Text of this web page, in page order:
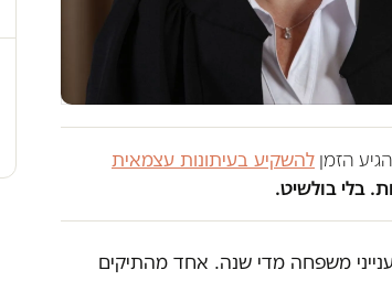
הזמן להשקיע בעיתונות עצמאית
בלי בולשיט.
לענייני משפחה מדי שנה. אחד מהתיקים